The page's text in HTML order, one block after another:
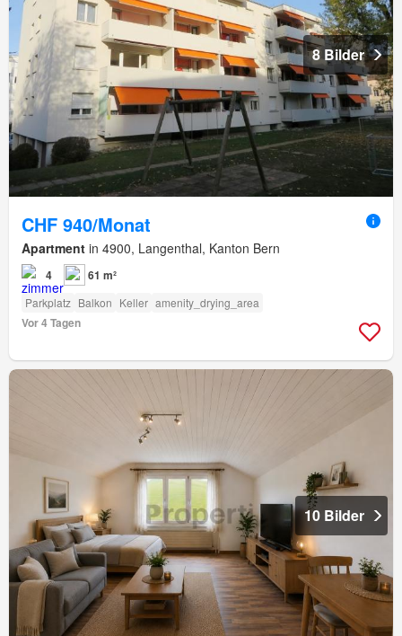
8 Bilder
CHF 940/Monat
Apartment in 4900, Langenthal, Kanton Bern
4 61 m²
Parkplatz Balkon Keller amenity_drying_area
Vor 4 Tagen
10 Bilder